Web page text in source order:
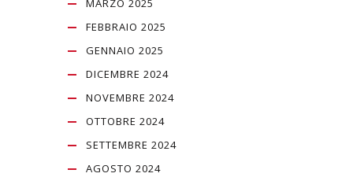
MARZO 2025
FEBBRAIO 2025
GENNAIO 2025
DICEMBRE 2024
NOVEMBRE 2024
OTTOBRE 2024
SETTEMBRE 2024
AGOSTO 2024